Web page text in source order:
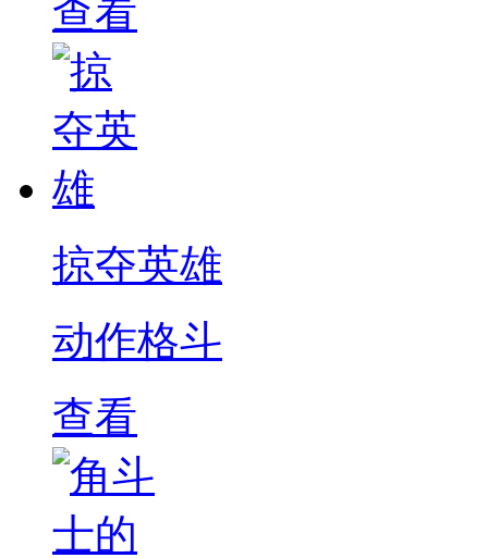
查看
掠夺英雄
动作格斗
查看